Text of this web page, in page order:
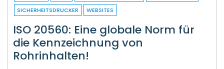
SICHERHEITSDRUCKER
WEBSITES
ISO 20560: Eine globale Norm für
die Kennzeichnung von
Rohrinhalten!